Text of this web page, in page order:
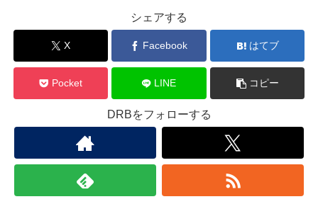
シェアする
X Facebook はてブ
Pocket LINE コピー
DRBをフォローする